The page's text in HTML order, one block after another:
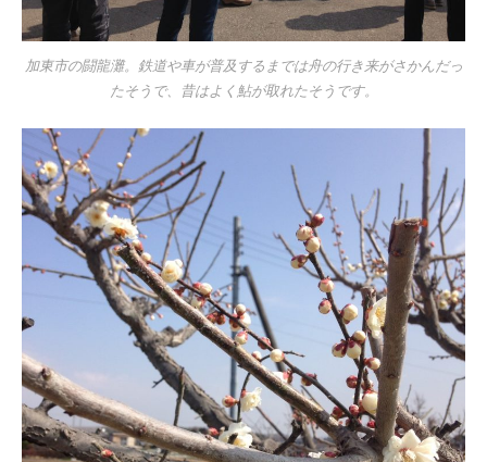
加東市の闘龍灘。鉄道や車が普及するまでは舟の行き来がさかんだっ
たそうで、昔はよく鮎が取れたそうです。